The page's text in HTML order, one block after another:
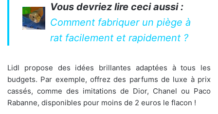
Vous devriez lire ceci aussi :
Comment fabriquer un piège à
rat facilement et rapidement ?
Lidl propose des idées brillantes adaptées à tous les
budgets. Par exemple, offrez des parfums de luxe à prix
cassés, comme des imitations de Dior, Chanel ou Paco
Rabanne, disponibles pour moins de 2 euros le flacon !